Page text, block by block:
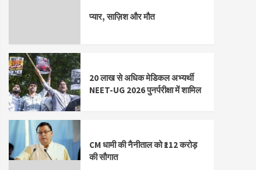
प्यार, साज़िश और मौत
20 लाख से अधिक मेडिकल अभ्यर्थी
NEET-UG 2026 पुनर्परीक्षा में शामिल
CM धामी की नैनीताल को ₹112 करोड़
की सौगात